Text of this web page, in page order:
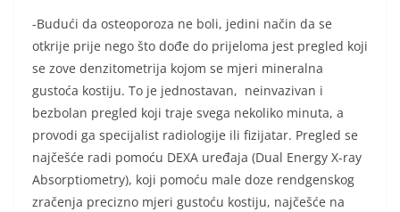
-Budući da osteoporoza ne boli, jedini način da se
otkrije prije nego što dođe do prijeloma jest pregled koji
se zove denzitometrija kojom se mjeri mineralna
gustoća kostiju. To je jednostavan, neinvazivan i
bezbolan pregled koji traje svega nekoliko minuta, a
provodi ga specijalist radiologije ili fizijatar. Pregled se
najčešće radi pomoću DEXA uređaja (Dual Energy X-ray
Absorptiometry), koji pomoću male doze rendgenskog
zračenja precizno mjeri gustoću kostiju, najčešće na